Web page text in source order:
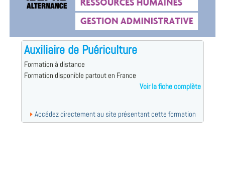
Auxiliaire de Puériculture
Formation à distance
Formation disponible partout en France
Voir la fiche complète
Accédez directement au site présentant cette formation